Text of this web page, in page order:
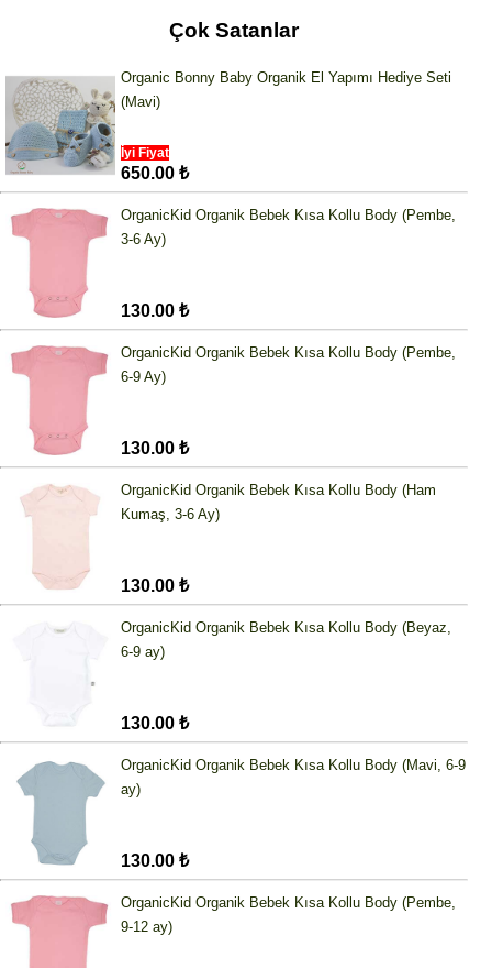
Çok Satanlar
Organic Bonny Baby Organik El Yapımı Hediye Seti
(Mavi)
İyi Fiyat
650.00 ₺
OrganicKid Organik Bebek Kısa Kollu Body (Pembe,
3-6 Ay)
130.00 ₺
OrganicKid Organik Bebek Kısa Kollu Body (Pembe,
6-9 Ay)
130.00 ₺
OrganicKid Organik Bebek Kısa Kollu Body (Ham
Kumaş, 3-6 Ay)
130.00 ₺
OrganicKid Organik Bebek Kısa Kollu Body (Beyaz,
6-9 ay)
130.00 ₺
OrganicKid Organik Bebek Kısa Kollu Body (Mavi, 6-9
ay)
130.00 ₺
OrganicKid Organik Bebek Kısa Kollu Body (Pembe,
9-12 ay)